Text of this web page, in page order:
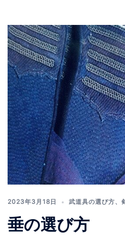
2023年3月18日 武道具の選び方、
垂の選び方